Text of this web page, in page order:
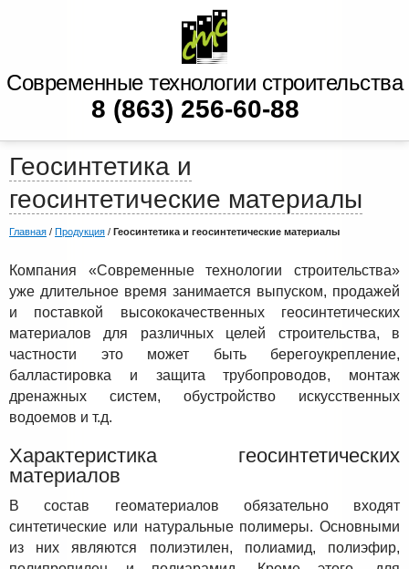
Современные технологии строительства
8 (863) 256-60-88
Геосинтетика и
геосинтетические материалы
Главная / Продукция / Геосинтетика и геосинтетические материалы
Компания «Современные технологии строительства»
уже длительное время занимается выпуском, продажей
и поставкой высококачественных геосинтетических
материалов для различных целей строительства, в
частности это может быть берегоукрепление,
балластировка и защита трубопроводов, монтаж
дренажных систем, обустройство искусственных
водоемов и т.д.
Характеристика геосинтетических
материалов
В состав геоматериалов обязательно входят
синтетические или натуральные полимеры. Основными
из них являются полиэтилен, полиамид, полиэфир,